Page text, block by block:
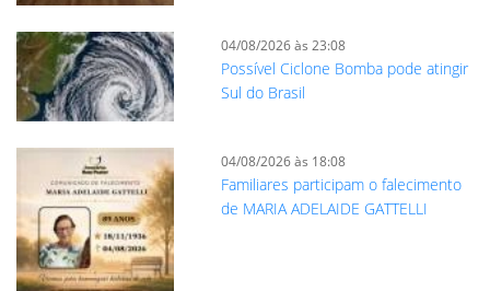
04/08/2026 às 23:08
Possível Ciclone Bomba pode atingir
Sul do Brasil
04/08/2026 às 18:08
Familiares participam o falecimento
de MARIA ADELAIDE GATTELLI